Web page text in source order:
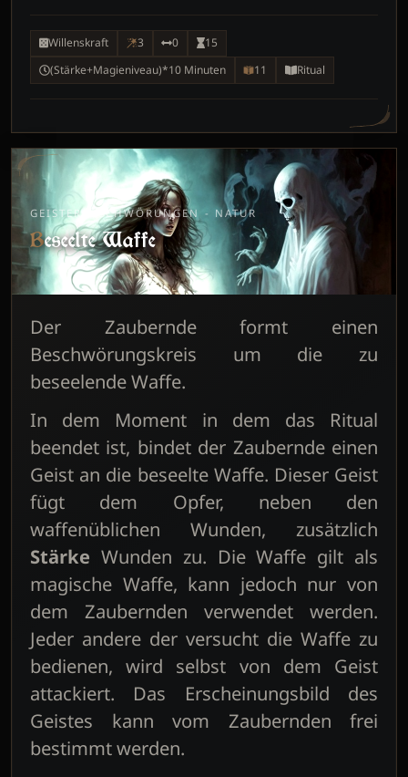
Willenskraft 3 0
15
(Stärke+Magieniveau)*10 Minuten
11 Ritual
GEISTERBESCHWÖRUNGEN - NATUR
Beseelte Waffe
Der Zaubernde formt einen
Beschwörungskreis um die zu
beseelende Waffe.
In dem Moment in dem das Ritual
beendet ist, bindet der Zaubernde einen
Geist an die beseelte Waffe. Dieser Geist
fügt dem Opfer, neben den
waffenüblichen Wunden, zusätzlich
Stärke Wunden zu. Die Waffe gilt als
magische Waffe, kann jedoch nur von
dem Zaubernden verwendet werden.
Jeder andere der versucht die Waffe zu
bedienen, wird selbst von dem Geist
attackiert. Das Erscheinungsbild des
Geistes kann vom Zaubernden frei
bestimmt werden.